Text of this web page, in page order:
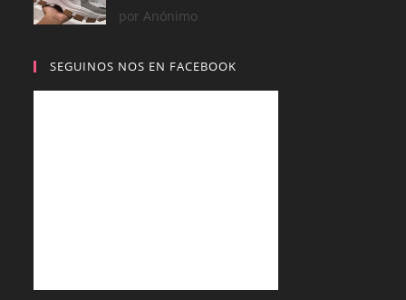
Valorado con
5
por Anónimo
SEGUINOS NOS EN FACEBOOK